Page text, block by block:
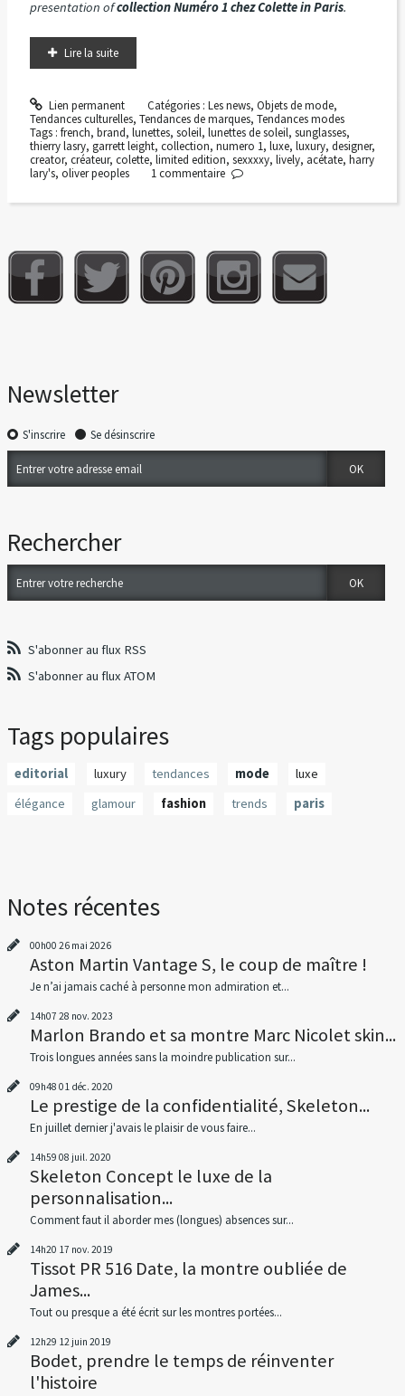
presentation ofcollection Numéro 1 chez Colette in Paris.
Lire la suite
Lien permanent Catégories : Les news, Objets de mode,
Tendances culturelles, Tendances de marques, Tendances modes
Tags : french, brand, lunettes, soleil, lunettes de soleil, sunglasses,
thierry lasry, garrett leight, collection, numero 1, luxe, luxury, designer,
creator, créateur, colette, limited edition, sexxxxy, lively, acétate, harry
lary's, oliver peoples 1commentaire
Newsletter
S'inscrire Se désinscrire
Rechercher
S'abonner au flux RSS
S'abonner au flux ATOM
Tags populaires
editorial luxury tendances mode
luxe
élégance
glamour fashion trends paris
Notes récentes
00h00 26 mai 2026
Aston Martin Vantage S, le coup de maître !
Je n’ai jamais caché à personne mon admiration et...
14h07 28 nov. 2023
Marlon Brando et sa montre Marc Nicolet skin...
Trois longues années sans la moindre publication sur...
09h48 01 déc. 2020
Le prestige de la confidentialité, Skeleton...
En juillet dernier j'avais le plaisir de vous faire...
14h59 08 juil. 2020
Skeleton Concept le luxe de la
personnalisation...
Comment faut il aborder mes (longues) absences sur...
14h20 17 nov. 2019
Tissot PR 516 Date, la montre oubliée de
James...
Tout ou presque a été écrit sur les montres portées...
12h29 12 juin 2019
Bodet, prendre le temps de réinventer
l'histoire